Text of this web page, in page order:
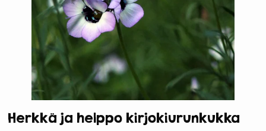
Herkkä ja helppo kirjokiurunkukka